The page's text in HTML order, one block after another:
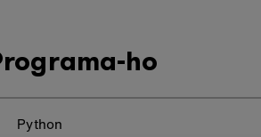
ho
Python